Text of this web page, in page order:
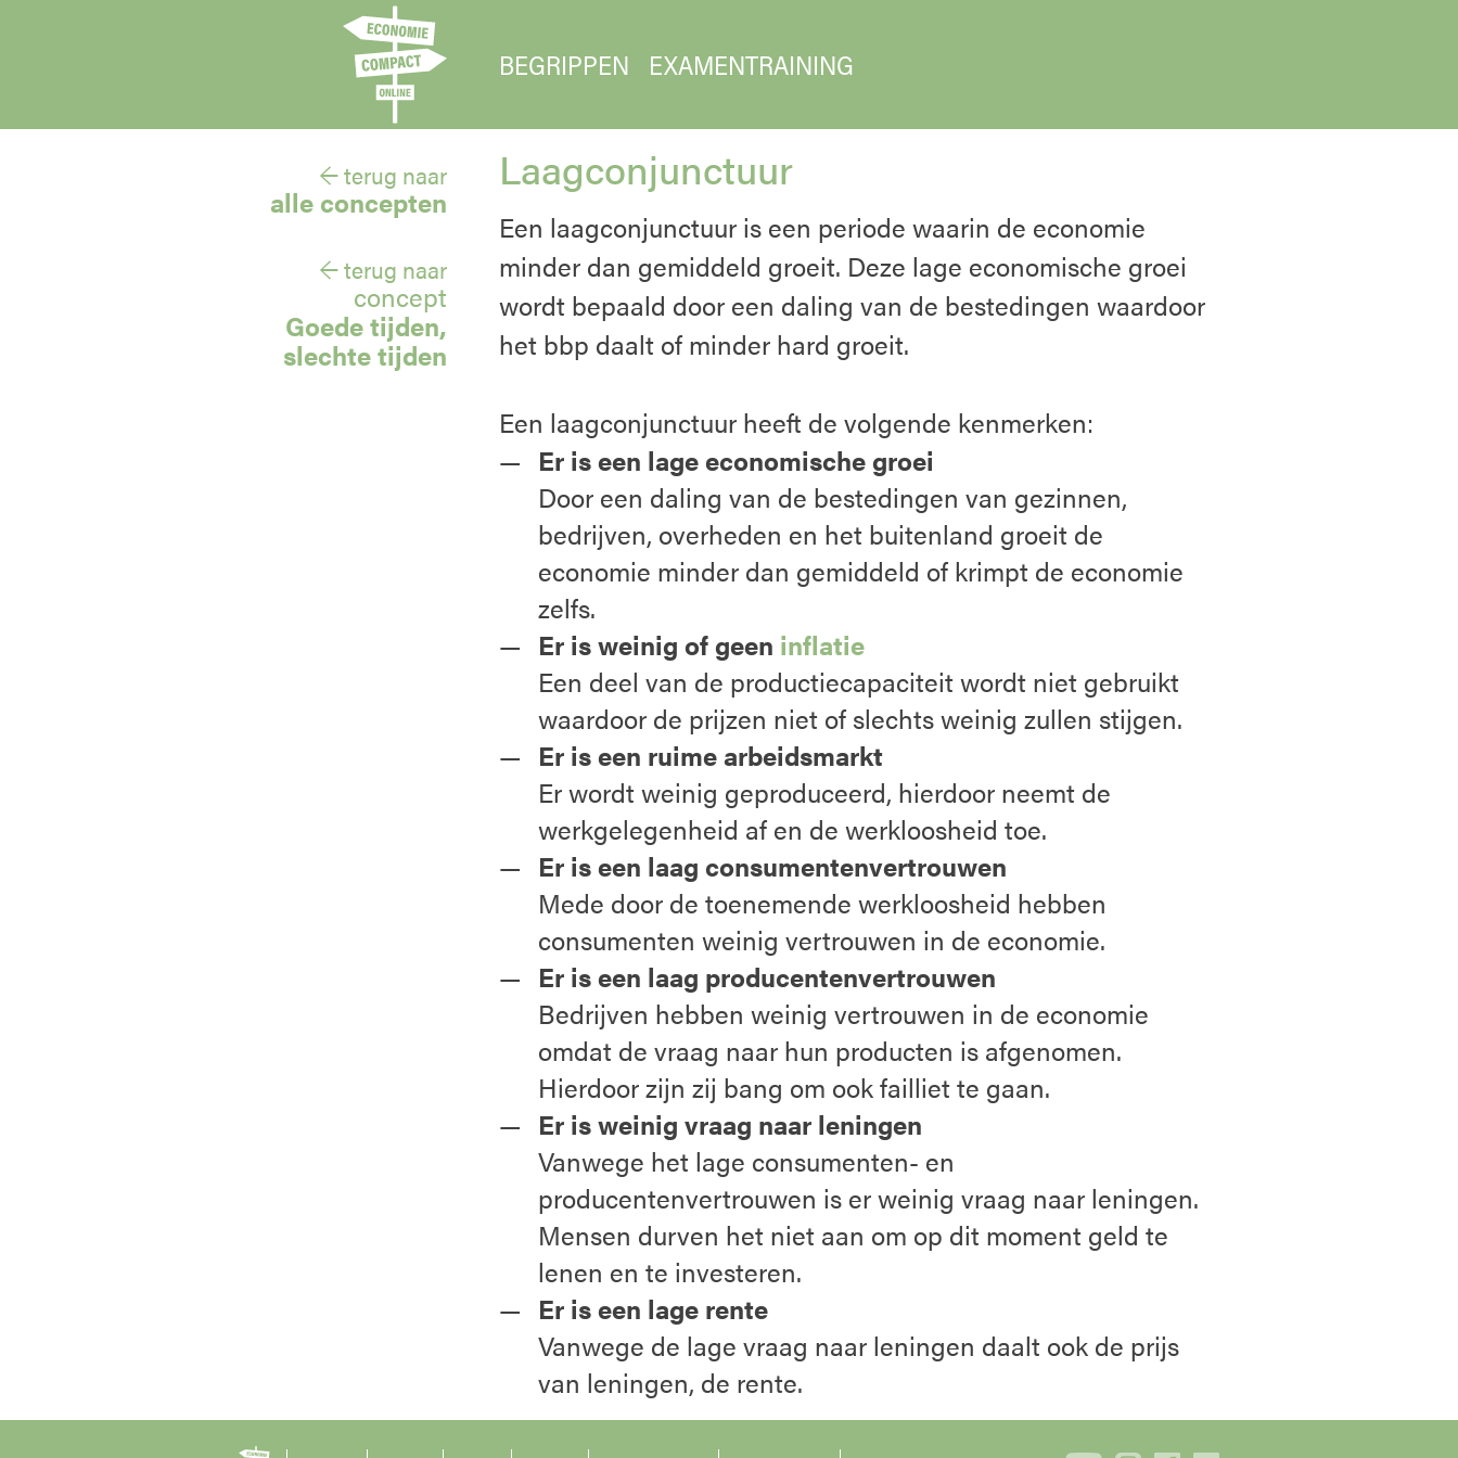
BEGRIPPEN EXAMENTRAINING
← terug naar
alle concepten
← terug naar
concept
Goede tijden,
slechte tijden
Laagconjunctuur
Een laagconjunctuur is een periode waarin de economie
minder dan gemiddeld groeit. Deze lage economische groei
wordt bepaald door een daling van de bestedingen waardoor
het bbp daalt of minder hard groeit.
Een laagconjunctuur heeft de volgende kenmerken:
Er is een lage economische groei
Door een daling van de bestedingen van gezinnen,
bedrijven, overheden en het buitenland groeit de
economie minder dan gemiddeld of krimpt de economie
zelfs.
Er is weinig of geen inflatie
Een deel van de productiecapaciteit wordt niet gebruikt
waardoor de prijzen niet of slechts weinig zullen stijgen.
Er is een ruime arbeidsmarkt
Er wordt weinig geproduceerd, hierdoor neemt de
werkgelegenheid af en de werkloosheid toe.
Er is een laag consumentenvertrouwen
Mede door de toenemende werkloosheid hebben
consumenten weinig vertrouwen in de economie.
Er is een laag producentenvertrouwen
Bedrijven hebben weinig vertrouwen in de economie
omdat de vraag naar hun producten is afgenomen.
Hierdoor zijn zij bang om ook failliet te gaan.
Er is weinig vraag naar leningen
Vanwege het lage consumenten- en
producentenvertrouwen is er weinig vraag naar leningen.
Mensen durven het niet aan om op dit moment geld te
lenen en te investeren.
Er is een lage rente
Vanwege de lage vraag naar leningen daalt ook de prijs
van leningen, de rente.